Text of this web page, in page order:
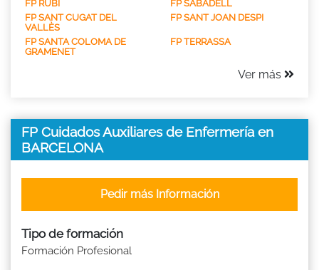
FP RUBI
FP SABADELL
FP SANT CUGAT DEL
VALLÈS
FP SANT JOAN DESPI
FP SANTA COLOMA DE
GRAMENET
FP TERRASSA
Ver más
FP Cuidados Auxiliares de Enfermería en
BARCELONA
Tipo de formación
Formación Profesional
Pedir más Información